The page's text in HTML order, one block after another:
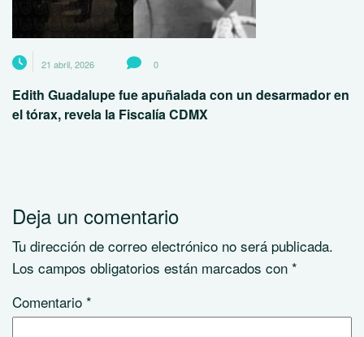
21 abril, 2026 0
Edith Guadalupe fue apuñalada con un desarmador en
el tórax, revela la Fiscalía CDMX
Deja un comentario
Tu dirección de correo electrónico no será publicada.
Los campos obligatorios están marcados con *
Comentario *